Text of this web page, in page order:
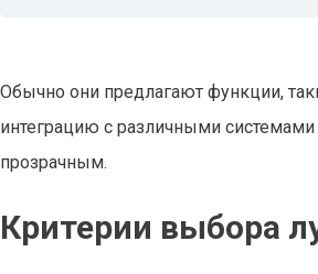
Обычно они предлагают функции,
интеграцию с различными системами
прозрачным.
Критерии выбора